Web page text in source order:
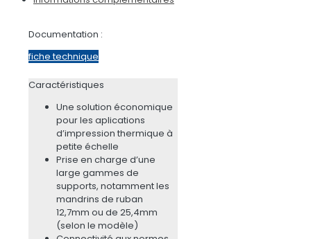
Documentation :
fiche technique
Caractéristiques
Une solution économique
pour les aplications
d’impression thermique à
petite échelle
Prise en charge d’une
large gammes de
supports, notamment les
mandrins de ruban
12,7mm ou de 25,4mm
(selon le modèle)